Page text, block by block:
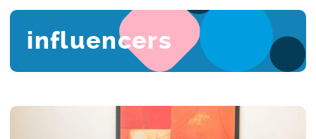
influencers